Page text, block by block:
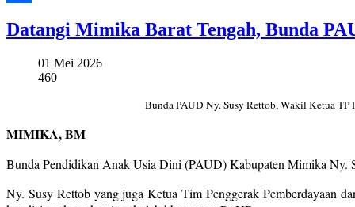
Datangi Mimika Barat Tengah, Bunda
01 Mei 2026
460
Bunda PAUD Ny. Susy Rettob, Wakil Ketua
MIMIKA, BM
Bunda Pendidikan Anak Usia Dini (PAUD) Kabupaten Mimika Ny.
Ny. Susy Rettob yang juga Ketua Tim Penggerak Pemberdayaan